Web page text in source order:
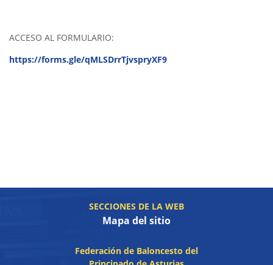
ACCESO AL FORMULARIO:
https://forms.gle/qMLSDrrTjvspryXF9
SECCIONES DE LA WEB
Mapa del sitio
Federación de Baloncesto del